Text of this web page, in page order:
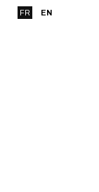
FR EN